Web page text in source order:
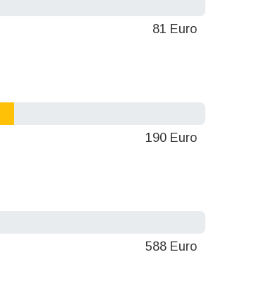
81 Euro
190 Euro
588 Euro